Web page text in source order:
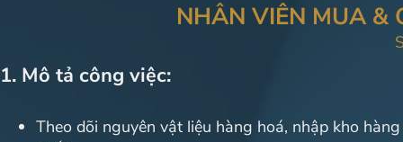
NHÂN VIÊN MUA &
1. Mô tả công việc:
Theo dõi nguyên vật liệu hàng hoá, nhập kho